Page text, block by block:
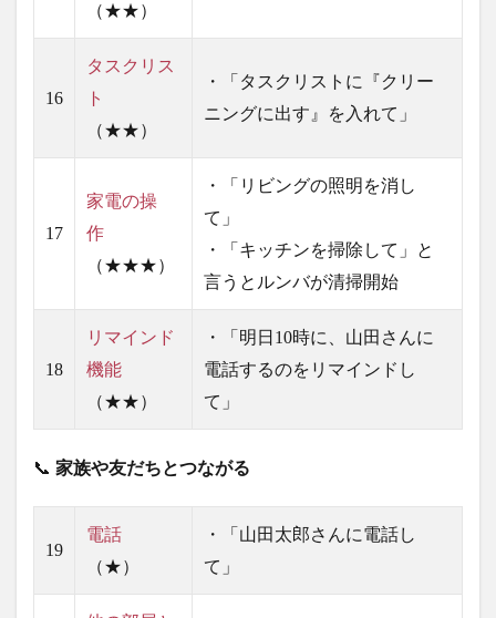
（★★）
16
タスクリス
ト
（★★）
・「タスクリストに『クリー
ニングに出す』を入れて」
17
家電の操
作
（★★★）
・「リビングの照明を消し
て」
・「キッチンを掃除して」と
言うとルンバが清掃開始
18
リマインド
機能
（★★）
・「明日10時に、山田さんに
電話するのをリマインドし
て」
📞 家族や友だちとつながる
19
電話
（★）
・「山田太郎さんに電話し
て」